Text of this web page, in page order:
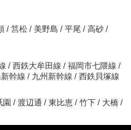
/ 筥松 / 美野島 / 平尾 / 高砂 /
/ 西鉄大牟田線 / 福岡市七隈線 /
幹線 / 九州新幹線 / 西鉄貝塚線
園 / 渡辺通 / 東比恵 / 竹下 / 大橋 /